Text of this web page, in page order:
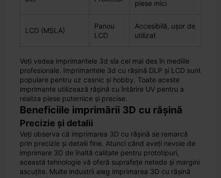
piese mici
LCD (MSLA)
Panou
LCD
Accesibilă, ușor de
utilizat
Veți vedea imprimantele 3d sla cel mai des în mediile
profesionale. Imprimantele 3d cu rășină DLP și LCD sunt
populare pentru uz casnic și hobby. Toate aceste
imprimante utilizează rășină cu întărire UV pentru a
realiza piese puternice și precise.
Beneficiile imprimării 3D cu rășină
Precizie și detalii
Veți observa că imprimarea 3D cu rășină se remarcă
prin precizie și detalii fine. Atunci când aveți nevoie de
imprimare 3D de înaltă calitate pentru prototipuri,
această tehnologie vă oferă suprafețe netede și margini
ascuțite. Multe industrii aleg imprimarea 3D cu rășină